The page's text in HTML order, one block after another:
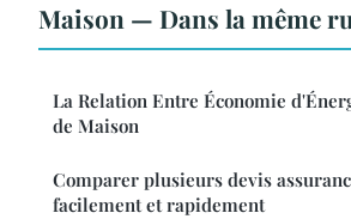
Maison — Dans la même
La Relation Entre Économie
de Maison
Comparer plusieurs devis
facilement et rapidement